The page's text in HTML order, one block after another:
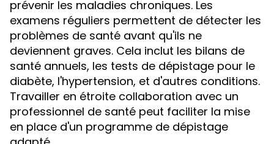
prévenir les maladies chroniques. Les
examens réguliers permettent de détecter les
problèmes de santé avant qu'ils ne
deviennent graves. Cela inclut les bilans de
santé annuels, les tests de dépistage pour le
diabète, l'hypertension, et d'autres conditions.
Travailler en étroite collaboration avec un
professionnel de santé peut faciliter la mise
en place d'un programme de dépistage